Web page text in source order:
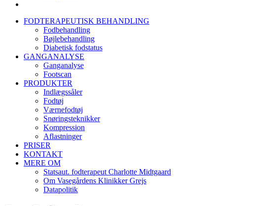
FODTERAPEUTISK BEHANDLING
Fodbehandling
Bøjlebehandling
Diabetisk fodstatus
GANGANALYSE
Ganganalyse
Footscan
PRODUKTER
Indlægssåler
Fodtøj
Værnefodtøj
Snøringsteknikker
Kompression
Aflastninger
PRISER
KONTAKT
MERE OM
Statsaut. fodterapeut Charlotte Midtgaard
Om Vasegårdens Klinikker Grejs
Datapolitik